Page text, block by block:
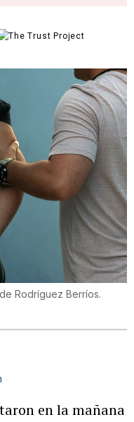
Rodríguez Berríos.
en la mañana